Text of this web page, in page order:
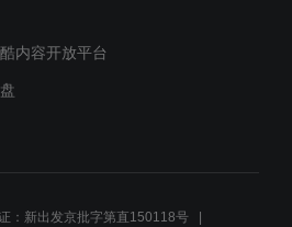
内容开放平台
：新出发京批字第直150118号